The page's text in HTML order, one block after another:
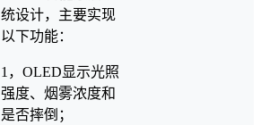
统设计，主要实现
以下功能：
1，OLED显示光照
强度、烟雾浓度和
是否摔倒；